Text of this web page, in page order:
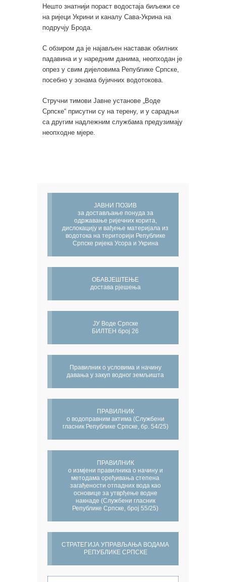
Нешто знатнији пораст водостаја биљежи се
на ријеци Укрини и каналу Сава-Укрина на
подручју Брода.
С обзиром да је најављен наставак обилних
падавина и у наредним данима, неопходан је
опрез у свим дијеловима Републике Српске,
посебно у зонама бујичних водотокова.
Стручни тимови Јавне установе „Воде
Српске“ присутни су на терену, и у сарадњи
са другим надлежним службама предузимају
неопходне мјере.
ЈАВНИ ПОЗИВ
за достављање понуда за
одржавање ријечних корита,
дислокацију и вађење материјала из
водотока на територији Републике
Српске ријека Усора и Укрина
ОБАВЈЕШТЕЊЕ
достава рјешења
ЈУ Воде Српске
БИЛТЕН број 26
Правилник о условима и начину
давања у закуп водног земљишта
ПРАВИЛНИК
о водоправним актима (Службени
гласник Републике Српске, бр. 54/25)
ПРАВИЛНИК
о измјени правилника о начину и
методама оређивања степена
загађености отпадних вода као
основице за утврђење водне
накнаде (Службени гласник
Републике Српске, број 55/25)
СТРАТЕГИЈА УПРАВЉАЊА ВОДАМА
РЕПУБЛИКЕ СРПСКЕ